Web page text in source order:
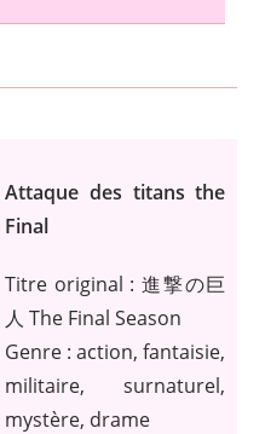
Attaque des titans the
Final
Titre original : 進撃の巨
人 The Final Season
Genre : action, fantaisie,
militaire, surnaturel,
mystère, drame